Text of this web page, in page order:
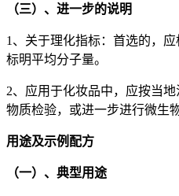
（三）、进一步的说明
1、关于理化指标：首选的，
标明平均分子量。
2、应用于化妆品中，应按当
物质检验，或进一步进行微生
用途及示例配方
（一）、典型用途